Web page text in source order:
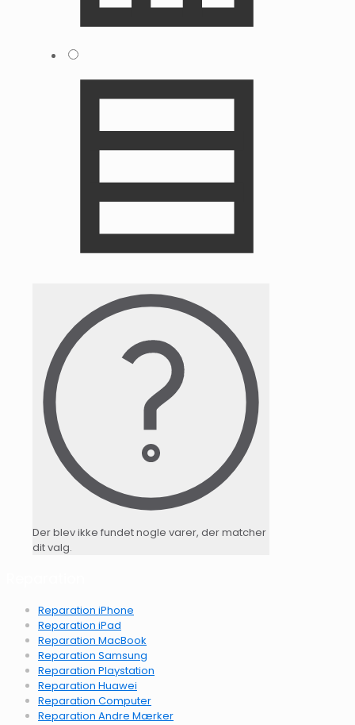
Der blev ikke fundet nogle varer, der matcher
dit valg.
Reparation iPhone
Reparation iPad
Reparation MacBook
Reparation Samsung
Reparation Playstation
Reparation Huawei
Reparation Computer
Reparation Andre Mærker